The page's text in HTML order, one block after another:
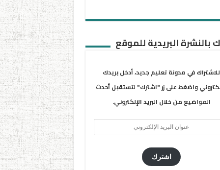
بالنشرة البريدية للموقع
للاشتراك في مدونة تعليم جديد، أدخل بريدك
واضغط على زر "اشترك" لتستقبل أحدث
المواضيع من خلال البريد الإلكتروني.
اشترك